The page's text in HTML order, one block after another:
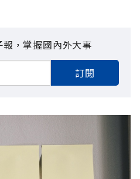
，掌握國內外大事
訂閱